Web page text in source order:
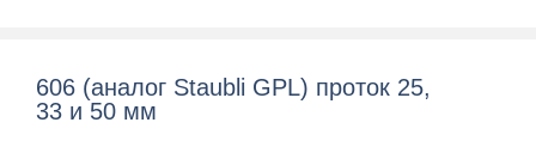
606 (аналог Staubli GPL) проток 25,
33 и 50 мм